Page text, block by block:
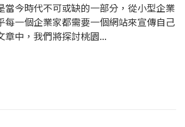
當今時代不可或缺的一部分，從小型企業
每一個企業家都需要一個網站來宣傳自己
章中，我們將探討桃園...